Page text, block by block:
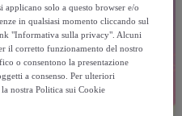
applicano solo a questo browser e/o
in qualsiasi momento cliccando sul
"Informativa sulla privacy". Alcuni
il corretto funzionamento del nostro
o consentono la presentazione
a consenso. Per ulteriori
nostra Politica sui Cookie